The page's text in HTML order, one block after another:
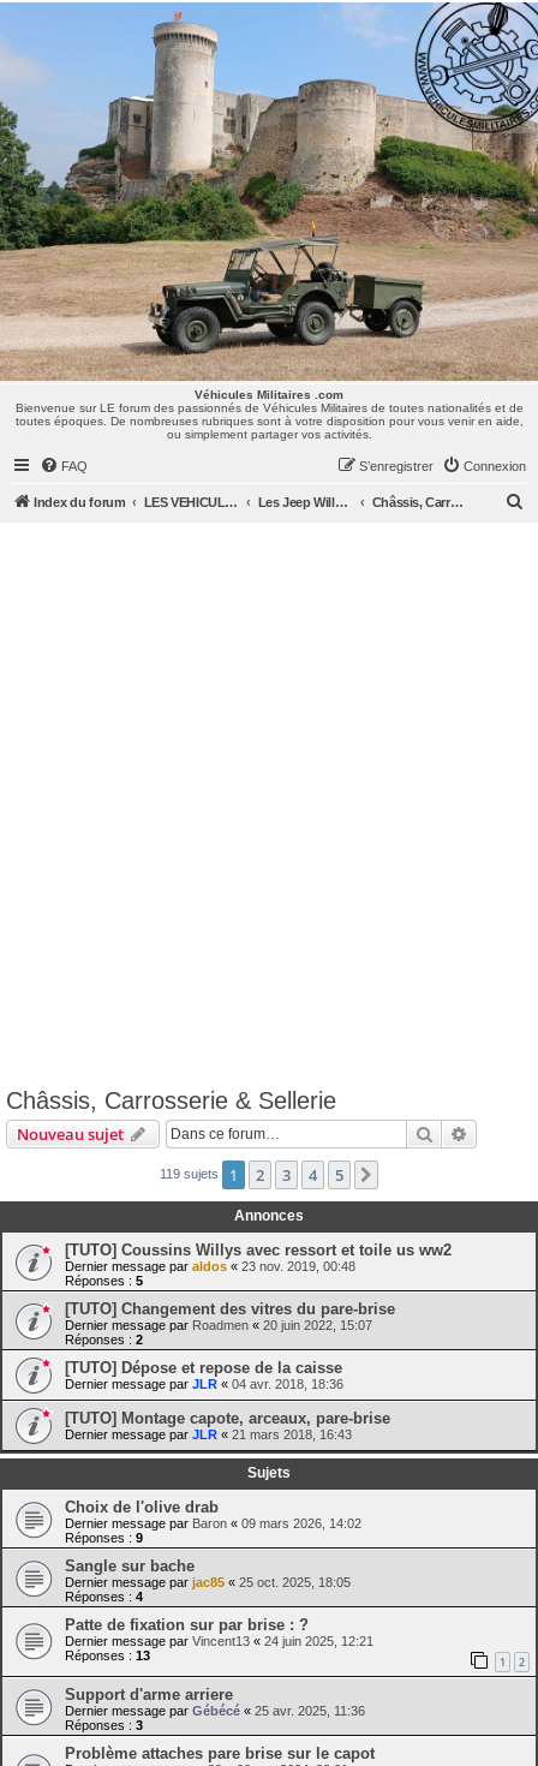
Véhicules Militaires .com
Bienvenue sur LE forum des passionnés de Véhicules Militaires de toutes nationalités et de
toutes époques. De nombreuses rubriques sont à votre disposition pour vous venir en aide,
ou simplement partager vos activités.
Véhicules Militaires .com
Bienvenue sur LE forum des passionnés de Véhicules Militaires de toutes nationalités et de
toutes époques. De nombreuses rubriques sont à votre disposition pour vous venir en aide,
ou simplement partager vos activités.
FAQ Connexion
S’enregistrer
Index du forum LES VEHICULES MILITAIRES Les Jeep Willys MB, Ford GPW, Hotchkiss M201, CJ/M38/MUTT, ... Châssis, Carrosserie & Sellerie
Châssis, Carrosserie & Sellerie
Nouveau sujet Rechercher
119 sujets 1 2 3 4 5
Annonces
[TUTO] Coussins Willys avec ressort et toile us ww2
Dernier message par aldos « 23 nov. 2019, 00:48
Réponses : 5
[TUTO] Changement des vitres du pare-brise
Dernier message par Roadmen « 20 juin 2022, 15:07
Réponses : 2
[TUTO] Dépose et repose de la caisse
Dernier message par JLR « 04 avr. 2018, 18:36
[TUTO] Montage capote, arceaux, pare-brise
Dernier message par JLR « 21 mars 2018, 16:43
Sujets
Choix de l'olive drab
Dernier message par Baron « 09 mars 2026, 14:02
Réponses : 9
Sangle sur bache
Dernier message par jac85 « 25 oct. 2025, 18:05
Réponses : 4
Patte de fixation sur par brise : ?
Dernier message par Vincent13 « 24 juin 2025, 12:21
Réponses : 13 1 2
Support d'arme arriere
Dernier message par Gébécé « 25 avr. 2025, 11:36
Réponses : 3
Problème attaches pare brise sur le capot